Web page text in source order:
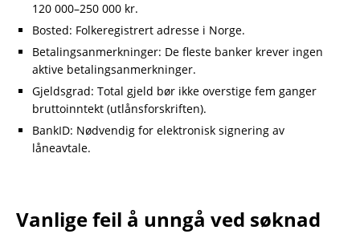
120 000–250 000 kr.
Bosted: Folkeregistrert adresse i Norge.
Betalingsanmerkninger: De fleste banker krever ingen
aktive betalingsanmerkninger.
Gjeldsgrad: Total gjeld bør ikke overstige fem ganger
bruttoinntekt (utlånsforskriften).
BankID: Nødvendig for elektronisk signering av
låneavtale.
Vanlige feil å unngå ved søknad